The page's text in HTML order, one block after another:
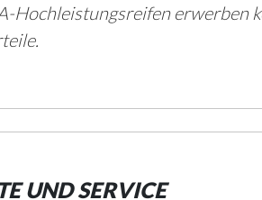
Hochleistungsreifen erwerben
UND SERVICE